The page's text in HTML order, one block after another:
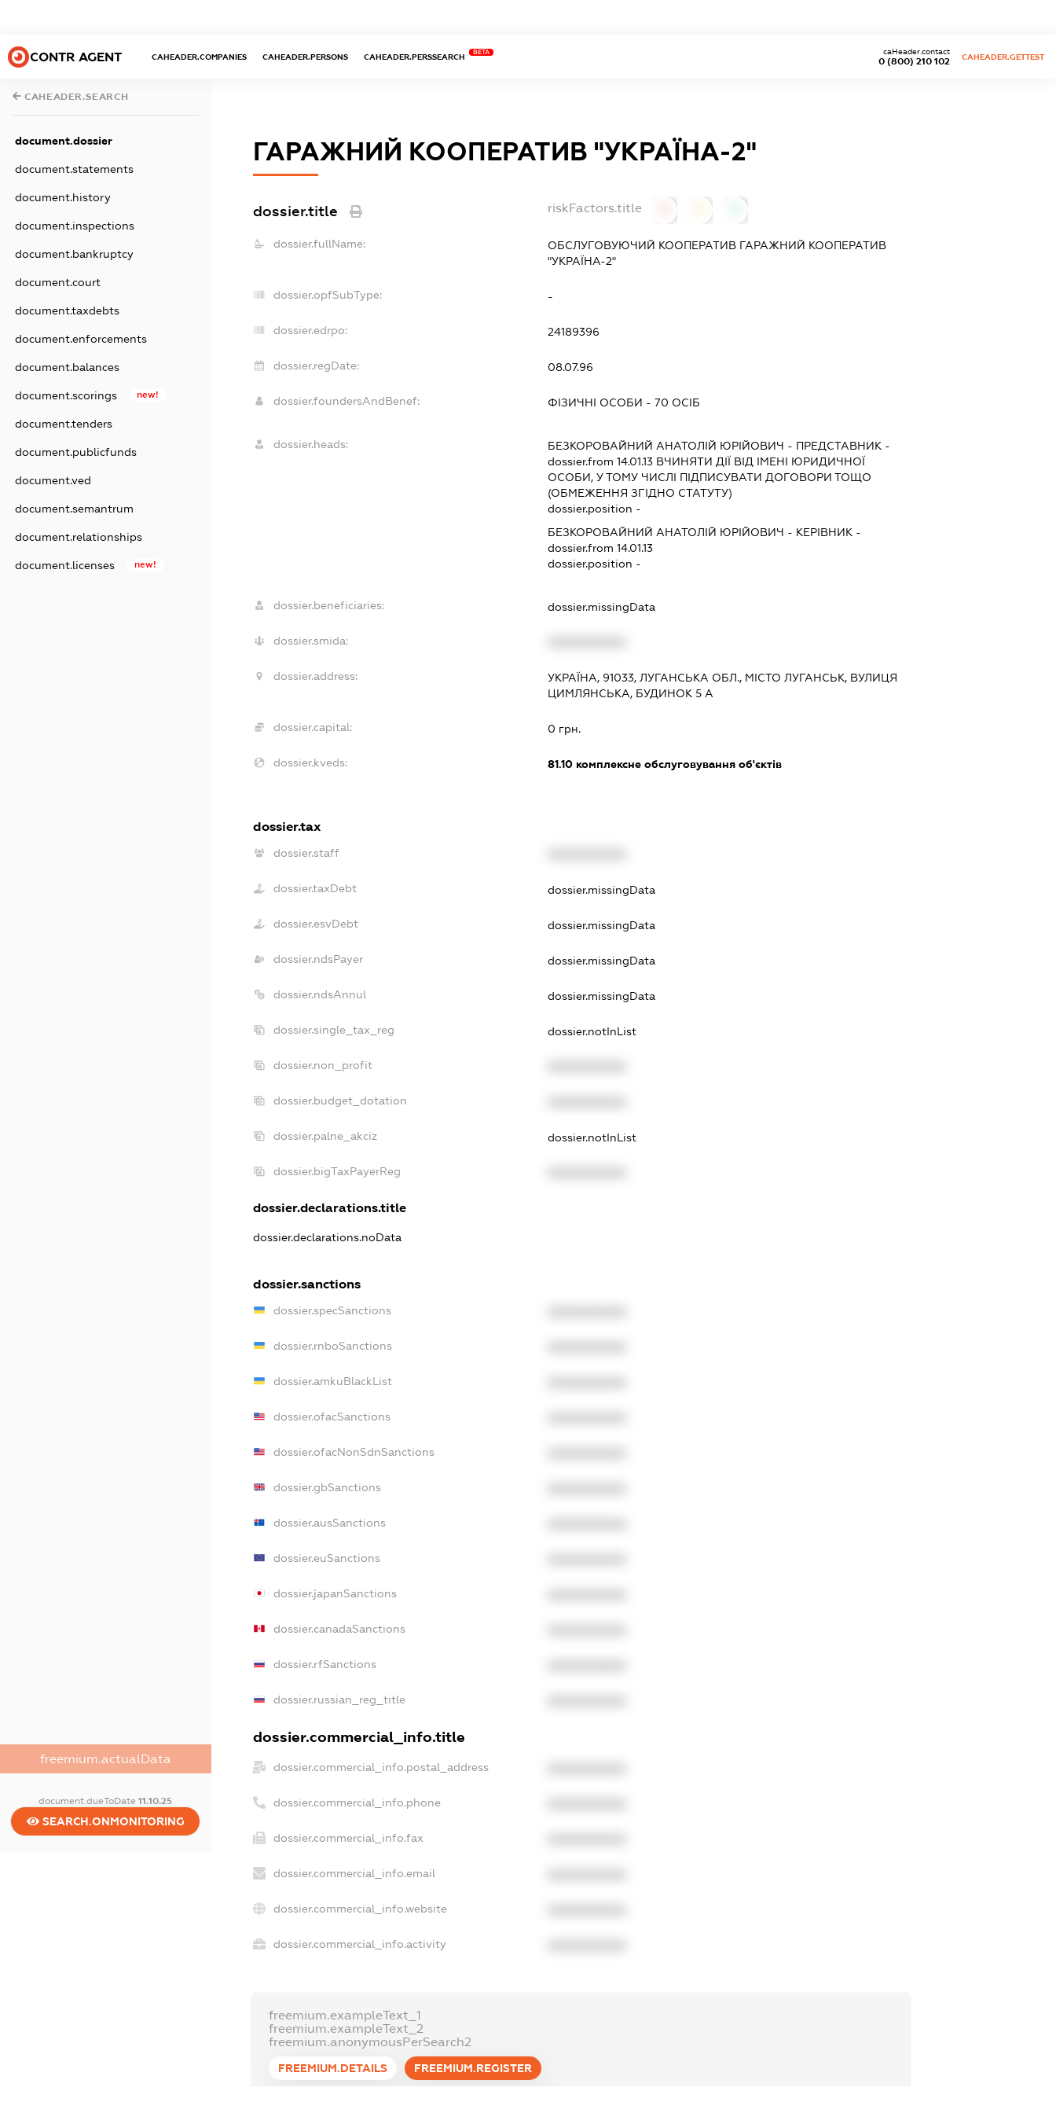
CONTR AGENT CAHEADER.COMPANIES CAHEADER.PERSONS CAHEADER.PERSSEARCH
BETA
0 (800) 210 102
caHeader.contact
CAHEADER.GETTEST
CAHEADER.SEARCH
document.dossier
document.statements
document.history
document.inspections
document.bankruptcy
document.court
document.taxdebts
document.enforcements
document.balances
document.scorings new!
document.tenders
document.publicfunds
document.ved
document.semantrum
document.relationships
document.licenses new!
freemium.actualData
document.dueToDate11.10.25
SEARCH.ONMONITORING
ГАРАЖНИЙ КООПЕРАТИВ "УКРАЇНА-2"
dossier.title riskFactors.title
dossier.fullName:
ОБСЛУГОВУЮЧИЙ КООПЕРАТИВ ГАРАЖНИЙ КООПЕРАТИВ
"УКРАЇНА-2"
dossier.opfSubType: -
dossier.edrpo: 24189396
dossier.regDate: 08.07.96
dossier.foundersAndBenef: ФІЗИЧНІ ОСОБИ - 70 ОСІБ
dossier.heads: БЕЗКОРОВАЙНИЙ АНАТОЛІЙ ЮРІЙОВИЧ - ПРЕДСТАВНИК -
dossier.from 14.01.13 ВЧИНЯТИ ДІЇ ВІД ІМЕНІ ЮРИДИЧНОЇ
ОСОБИ, У ТОМУ ЧИСЛІ ПІДПИСУВАТИ ДОГОВОРИ ТОЩО
(ОБМЕЖЕННЯ ЗГІДНО СТАТУТУ)
dossier.position -
БЕЗКОРОВАЙНИЙ АНАТОЛІЙ ЮРІЙОВИЧ - КЕРІВНИК -
dossier.from 14.01.13
dossier.position -
dossier.beneficiaries: dossier.missingData
dossier.smida:
dossier.address:
УКРАЇНА, 91033, ЛУГАНСЬКА ОБЛ., МІСТО ЛУГАНСЬК, ВУЛИЦЯ
ЦИМЛЯНСЬКА, БУДИНОК 5 А
dossier.capital: 0 грн.
dossier.kveds: 81.10 комплексне обслуговування об'єктів
dossier.tax
dossier.staff
dossier.taxDebt dossier.missingData
dossier.esvDebt dossier.missingData
dossier.ndsPayer dossier.missingData
dossier.ndsAnnul dossier.missingData
dossier.single_tax_reg dossier.notInList
dossier.non_profit
dossier.budget_dotation
dossier.palne_akciz dossier.notInList
dossier.bigTaxPayerReg
dossier.declarations.title
dossier.declarations.noData
dossier.sanctions
dossier.specSanctions
dossier.rnboSanctions
dossier.amkuBlackList
dossier.ofacSanctions
dossier.ofacNonSdnSanctions
dossier.gbSanctions
dossier.ausSanctions
dossier.euSanctions
dossier.japanSanctions
dossier.canadaSanctions
dossier.rfSanctions
dossier.russian_reg_title
dossier.commercial_info.title
dossier.commercial_info.postal_address
dossier.commercial_info.phone
dossier.commercial_info.fax
dossier.commercial_info.email
dossier.commercial_info.website
dossier.commercial_info.activity
freemium.exampleText_1
freemium.exampleText_2
freemium.anonymousPerSearch2
FREEMIUM.DETAILS FREEMIUM.REGISTER